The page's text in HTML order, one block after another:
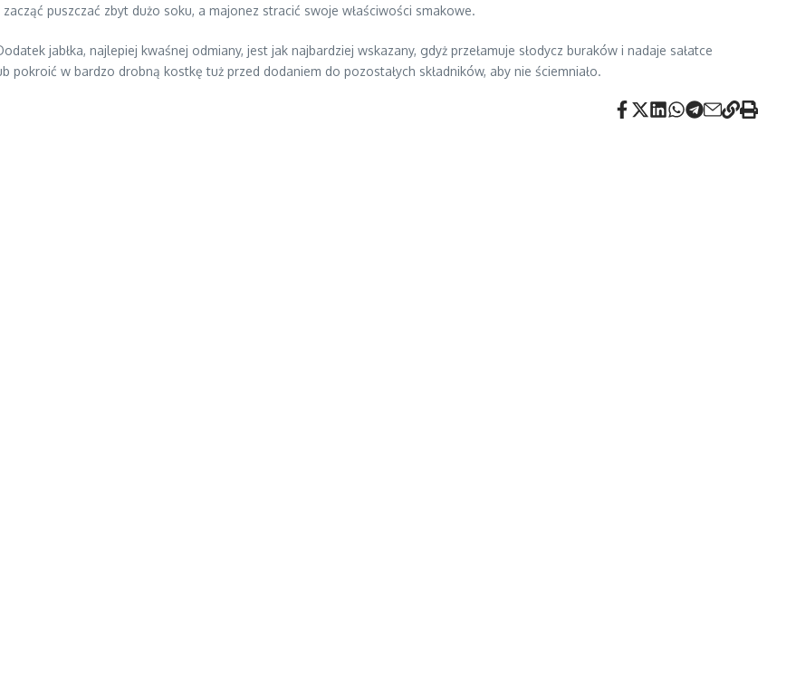
puszczać zbyt dużo soku, a majonez stracić swoje właściwości smakowe.
jabłka, najlepiej kwaśnej odmiany, jest jak najbardziej wskazany, gdyż przełamuje słodycz buraków i nadaje sałatce
pokroić w bardzo drobną kostkę tuż przed dodaniem do pozostałych składników, aby nie ściemniało.